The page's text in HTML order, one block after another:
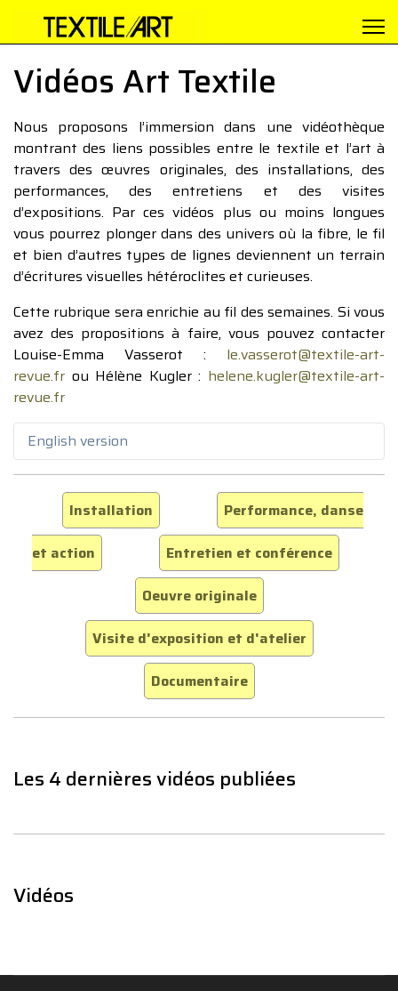
Vidéos Art Textile
Nous proposons l’immersion dans une vidéothèque
montrant des liens possibles entre le textile et l’art à
travers des œuvres originales, des installations, des
performances, des entretiens et des visites
d’expositions. Par ces vidéos plus ou moins longues
vous pourrez plonger dans des univers où la fibre, le fil
et bien d’autres types de lignes deviennent un terrain
d’écritures visuelles hétéroclites et curieuses.
Cette rubrique sera enrichie au fil des semaines. Si vous
avez des propositions à faire, vous pouvez contacter
Louise-Emma Vasserot : le.vasserot@textile-art-
revue.fr ou Hélène Kugler : helene.kugler@textile-art-
revue.fr
English version
Installation
Performance, danse
et action
Entretien et conférence
Oeuvre originale
Visite d'exposition et d'atelier
Documentaire
Les 4 dernières vidéos publiées
Vidéos